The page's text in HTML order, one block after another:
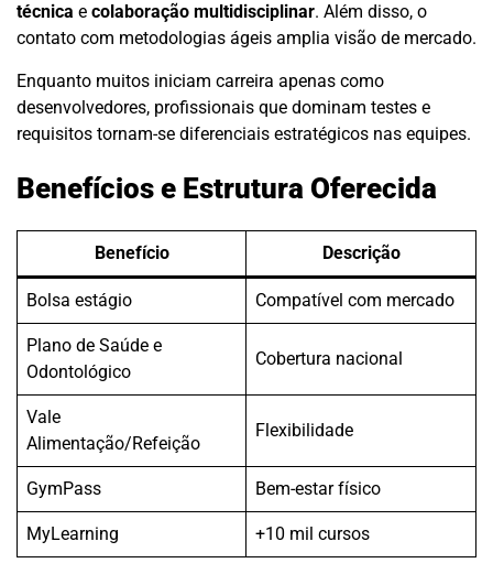
técnica e colaboração multidisciplinar. Além disso, o
contato com metodologias ágeis amplia visão de mercado.
Enquanto muitos iniciam carreira apenas como
desenvolvedores, profissionais que dominam testes e
requisitos tornam-se diferenciais estratégicos nas equipes.
Benefícios e Estrutura Oferecida
Benefício Descrição
Bolsa estágio Compatível com mercado
Plano de Saúde e
Odontológico
Cobertura nacional
Vale
Alimentação/Refeição
Flexibilidade
GymPass Bem-estar físico
MyLearning +10 mil cursos